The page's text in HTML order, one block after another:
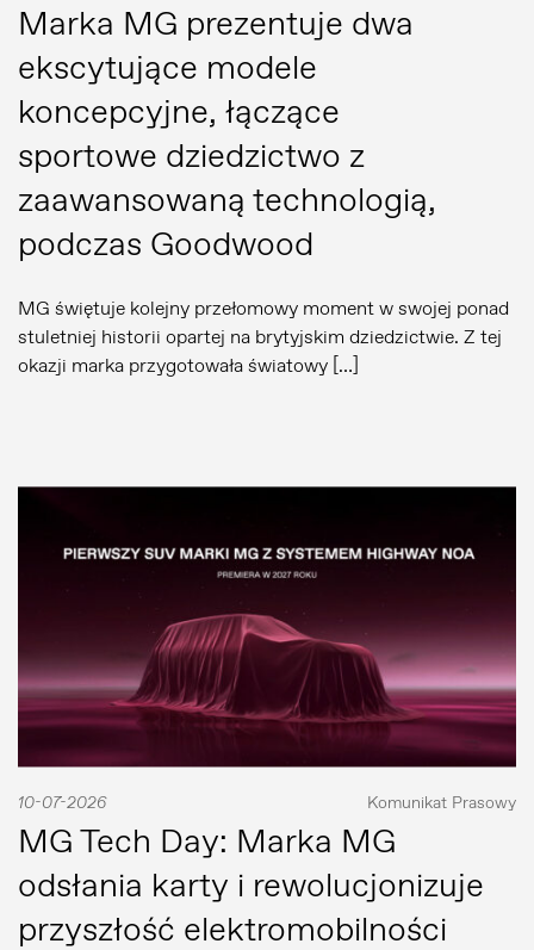
Marka MG prezentuje dwa
ekscytujące modele
koncepcyjne, łączące
sportowe dziedzictwo z
zaawansowaną technologią,
podczas Goodwood
MG świętuje kolejny przełomowy moment w swojej ponad
stuletniej historii opartej na brytyjskim dziedzictwie. Z tej
okazji marka przygotowała światowy […]
10-07-2026 Komunikat Prasowy
MG Tech Day: Marka MG
odsłania karty i rewolucjonizuje
przyszłość elektromobilności